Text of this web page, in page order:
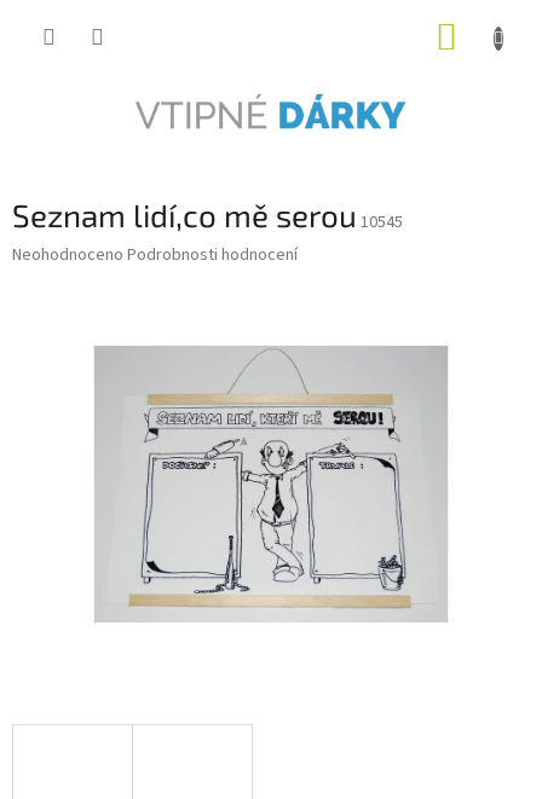
Seznam lidí,co mě serou 10545
Průměrné
Neohodnoceno Podrobnosti hodnocení